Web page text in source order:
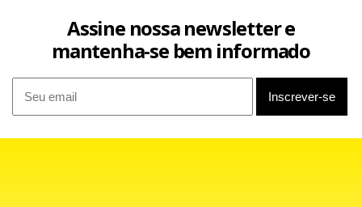
Assine nossa newsletter e
mantenha-se bem informado